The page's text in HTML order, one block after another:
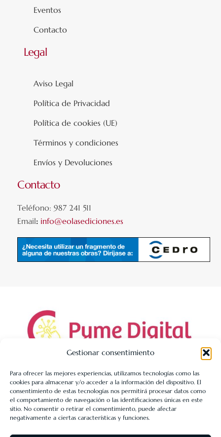
Gestionar consentimiento
Para ofrecer las mejores experiencias, utilizamos tecnologías como las
cookies para almacenar y/o acceder a la información del dispositivo. El
consentimiento de estas tecnologías nos permitirá procesar datos como
el comportamiento de navegación o las identificaciones únicas en este
sitio. No consentir o retirar el consentimiento, puede afectar
negativamente a ciertas características y funciones.
Eventos
Contacto
Legal
Aviso Legal
Política de Privacidad
Política de cookies (UE)
Términos y condiciones
Envíos y Devoluciones
Contacto
Teléfono: 987 241 511
Email: info@eolasediciones.es
LIBRERÍA UNIVERSITARIA LEÓN 1980 SLL ha sido beneficiaria
de Fondos Europeos, cuyo objetivo es la mejora de la
competitividad de las PYMES, y gracias al cual ha puesto en
marcha un Plan de Acción con el objetivo de reforzar la